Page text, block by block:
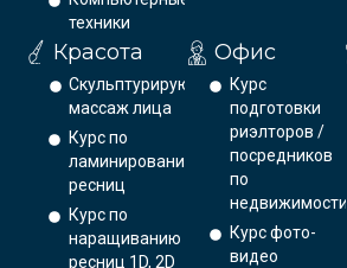
техники
Красота
Скульптурирующий
массаж лица
Курс по
ламинированию
ресниц
Курс по
наращиванию
ресниц 1D, 2D
Офис
Курс
подготовки
риэлторов /
посредников
по
недвижимости
Курс фото-
видео